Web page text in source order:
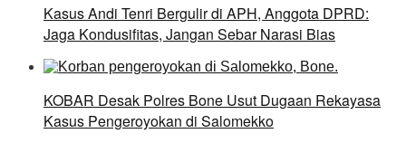
Kasus Andi Tenri Bergulir di APH, Anggota DPRD:
Jaga Kondusifitas, Jangan Sebar Narasi Bias
KOBAR Desak Polres Bone Usut Dugaan Rekayasa
Kasus Pengeroyokan di Salomekko